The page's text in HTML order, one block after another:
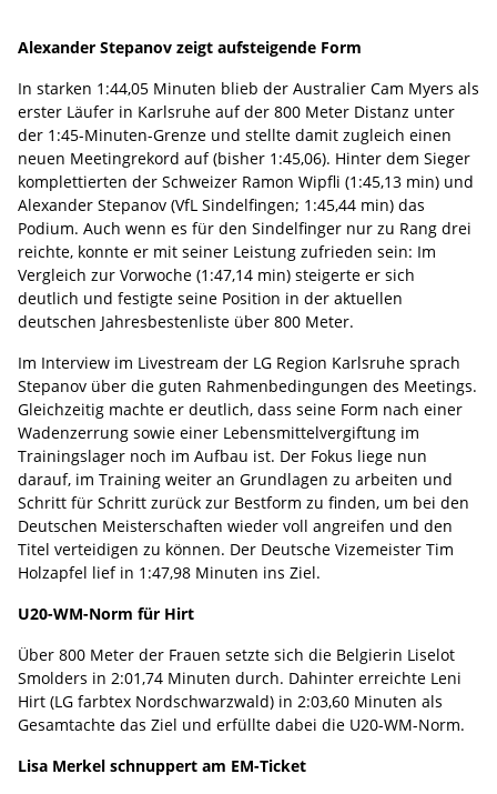
Alexander Stepanov zeigt aufsteigende Form
In starken 1:44,05 Minuten blieb der Australier Cam Myers als
erster Läufer in Karlsruhe auf der 800 Meter Distanz unter
der 1:45-Minuten-Grenze und stellte damit zugleich einen
neuen Meetingrekord auf (bisher 1:45,06). Hinter dem Sieger
komplettierten der Schweizer Ramon Wipfli (1:45,13 min) und
Alexander Stepanov (VfL Sindelfingen; 1:45,44 min) das
Podium. Auch wenn es für den Sindelfinger nur zu Rang drei
reichte, konnte er mit seiner Leistung zufrieden sein: Im
Vergleich zur Vorwoche (1:47,14 min) steigerte er sich
deutlich und festigte seine Position in der aktuellen
deutschen Jahresbestenliste über 800 Meter.
Im Interview im Livestream der LG Region Karlsruhe sprach
Stepanov über die guten Rahmenbedingungen des Meetings.
Gleichzeitig machte er deutlich, dass seine Form nach einer
Wadenzerrung sowie einer Lebensmittelvergiftung im
Trainingslager noch im Aufbau ist. Der Fokus liege nun
darauf, im Training weiter an Grundlagen zu arbeiten und
Schritt für Schritt zurück zur Bestform zu finden, um bei den
Deutschen Meisterschaften wieder voll angreifen und den
Titel verteidigen zu können. Der Deutsche Vizemeister Tim
Holzapfel lief in 1:47,98 Minuten ins Ziel.
U20-WM-Norm für Hirt
Über 800 Meter der Frauen setzte sich die Belgierin Liselot
Smolders in 2:01,74 Minuten durch. Dahinter erreichte Leni
Hirt (LG farbtex Nordschwarzwald) in 2:03,60 Minuten als
Gesamtachte das Ziel und erfüllte dabei die U20-WM-Norm.
Lisa Merkel schnuppert am EM-Ticket